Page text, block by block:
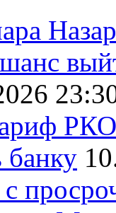
банку